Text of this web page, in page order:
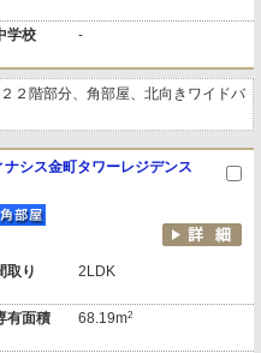
学校 -
２階部分、角部屋、北向きワイドバ
ナシス金町タワーレジデンス
取り 2LDK
有面積 68.19m2